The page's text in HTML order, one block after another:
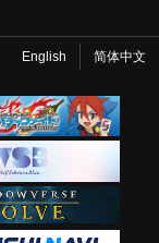
English 简体中文